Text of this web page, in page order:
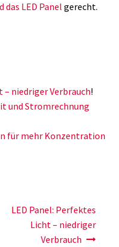
LED Panelgerecht.
– niedriger Verbrauch!
und Stromrechnung
für mehr Konzentration
LED Panel: Perfektes
Licht – niedriger
Verbrauch